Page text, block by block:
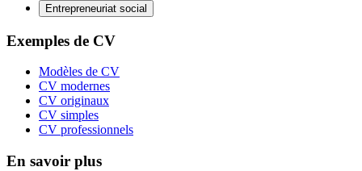
Entrepreneuriat social
Exemples de CV
Modèles de CV
CV modernes
CV originaux
CV simples
CV professionnels
En savoir plus